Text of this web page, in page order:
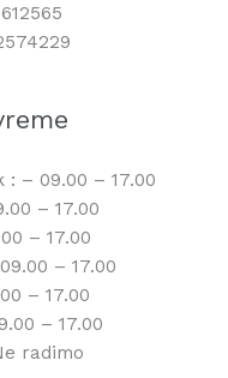
: – 09.00 – 17.00
– 17.00
– 17.00
– 17.00
– 17.00
– 17.00
radimo